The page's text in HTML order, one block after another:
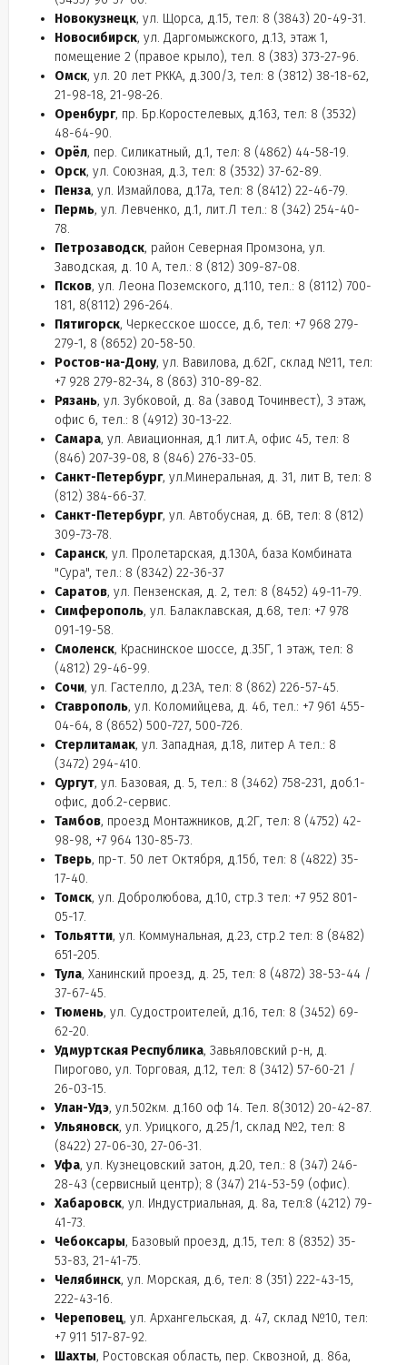
Новокузнецк, ул. Щорса, д.15, тел: 8 (3843) 20-49-31.
Новосибирск, ул. Даргомыжского, д.13, этаж 1,
помещение 2 (правое крыло), тел. 8 (383) 373-27-96.
Омск, ул. 20 лeт РККА, д.300/3, тел: 8 (3812) 38-18-62,
21-98-18, 21-98-26.
Оренбург, пр. Бр.Коростелевых, д.163, тел: 8 (3532)
48-64-90.
Орёл, пер. Силикатный, д.1, тел: 8 (4862) 44-58-19.
Орск, ул. Союзная, д.3, тел: 8 (3532) 37-62-89.
Пенза, ул. Измайлова, д.17а, тел: 8 (8412) 22-46-79.
Пермь, ул. Левченко, д.1, лит.Л тел.: 8 (342) 254-40-
78.
Петрозаводск, район Северная Промзона, ул.
Заводская, д. 10 А, тел.: 8 (812) 309-87-08.
Псков, ул. Леона Поземского, д.110, тел.: 8 (8112) 700-
181, 8(8112) 296-264.
Пятигорск, Черкесское шоссе, д.6, тел: +7 968 279-
279-1, 8 (8652) 20-58-50.
Ростов-на-Дону, ул. Вавилова, д.62Г, склад №11, тел:
+7 928 279-82-34, 8 (863) 310-89-82.
Рязань, ул. Зубковой, д. 8а (завод Точинвест), 3 этаж,
офис 6, тел.: 8 (4912) 30-13-22.
Самара, ул. Авиационная, д.1 лит.А, офис 45, тел: 8
(846) 207-39-08, 8 (846) 276-33-05.
Санкт-Петербург, ул.Минеральная, д. 31, лит В, тел: 8
(812) 384-66-37.
Санкт-Петербург, ул. Автобусная, д. 6B, тел: 8 (812)
309-73-78.
Саранск, ул. Пролетарская, д.130А, база Комбината
"Сура", тел.: 8 (8342) 22-36-37
Саратов, ул. Пензенская, д. 2, тел: 8 (8452) 49-11-79.
Симферополь, ул. Балаклавская, д.68, тел: +7 978
091-19-58.
Смоленск, Краснинское шоссе, д.35Г, 1 этаж, тел: 8
(4812) 29-46-99.
Сочи, ул. Гастелло, д.23А, тел: 8 (862) 226-57-45.
Ставрополь, ул. Коломийцева, д. 46, тел.: +7 961 455-
04-64, 8 (8652) 500-727, 500-726.
Стерлитамак, ул. Западная, д.18, литер А тел.: 8
(3472) 294-410.
Сургут, ул. Базовая, д. 5, тел.: 8 (3462) 758-231, доб.1-
офис, доб.2-сервис.
Тамбов, проезд Монтажников, д.2Г, тел: 8 (4752) 42-
98-98, +7 964 130-85-73.
Тверь, пр-т. 50 лет Октября, д.15б, тел: 8 (4822) 35-
17-40.
Томск, ул. Добролюбова, д.10, стр.3 тел: +7 952 801-
05-17.
Тольятти, ул. Коммунальная, д.23, стр.2 тел: 8 (8482)
651-205.
Тула, Ханинский проезд, д. 25, тел: 8 (4872) 38-53-44 /
37-67-45.
Тюмень, ул. Судостроителей, д.16, тел: 8 (3452) 69-
62-20.
Удмуртская Республика, Завьяловский р-н, д.
Пирогово, ул. Торговая, д.12, тел: 8 (3412) 57-60-21 /
26-03-15.
Улан-Удэ, ул.502км. д.160 оф 14. Тел. 8(3012) 20-42-87.
Ульяновск, ул. Урицкого, д.25/1, склад №2, тел: 8
(8422) 27-06-30, 27-06-31.
Уфа, ул. Кузнецовский затон, д.20, тел.: 8 (347) 246-
28-43 (сервисный центр); 8 (347) 214-53-59 (офис).
Хабаровск, ул. Индустриальная, д. 8а, тел:8 (4212) 79-
41-73.
Чебоксары, Базовый проезд, д.15, тел: 8 (8352) 35-
53-83, 21-41-75.
Челябинск, ул. Морская, д.6, тел: 8 (351) 222-43-15,
222-43-16.
Череповец, ул. Архангельская, д. 47, склад №10, тел:
+7 911 517-87-92.
Шахты, Ростовская область, пер. Сквозной, д. 86а,